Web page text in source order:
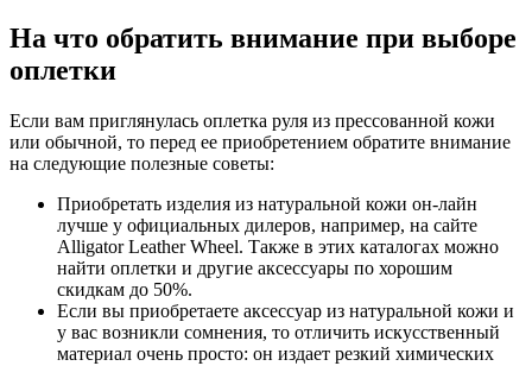
На что обратить внимание при выборе
оплетки
Если вам приглянулась оплетка руля из прессованной кожи
или обычной, то перед ее приобретением обратите внимание
на следующие полезные советы:
Приобретать изделия из натуральной кожи он-лайн
лучше у официальных дилеров, например, на сайте
Alligator Leather Wheel. Также в этих каталогах можно
найти оплетки и другие аксессуары по хорошим
скидкам до 50%.
Если вы приобретаете аксессуар из натуральной кожи и
у вас возникли сомнения, то отличить искусственный
материал очень просто: он издает резкий химических